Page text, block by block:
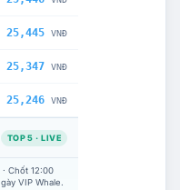
25,445 VNĐ
25,347 VNĐ
25,246 VNĐ
TOP 5 · LIVE
Chốt 12:00
VIP Whale.